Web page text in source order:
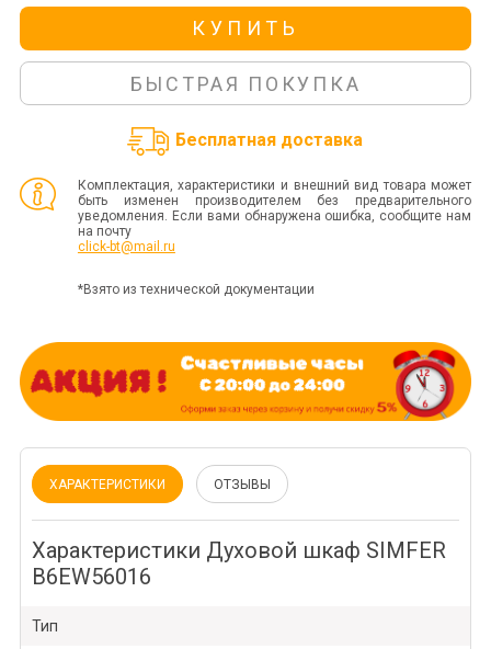
КУПИТЬ
БЫСТРАЯ ПОКУПКА
Бесплатная доставка
Комплектация, характеристики и внешний вид товара может
быть изменен производителем без предварительного
уведомления. Если вами обнаружена ошибка, сообщите нам
на почту
click-bt@mail.ru
*Взято из технической документации
ХАРАКТЕРИСТИКИ ОТЗЫВЫ
Характеристики Духовой шкаф SIMFER
B6EW56016
Тип